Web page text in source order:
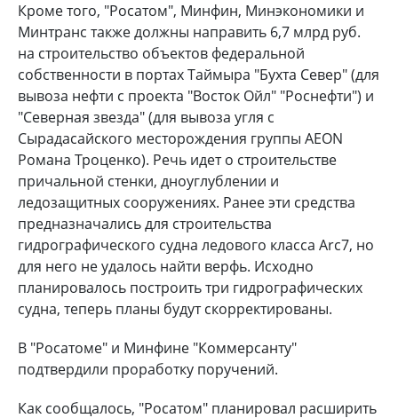
Кроме того, "Росатом", Минфин, Минэкономики и
Минтранс также должны направить 6,7 млрд руб.
на строительство объектов федеральной
собственности в портах Таймыра "Бухта Север" (для
вывоза нефти с проекта "Восток Ойл" "Роснефти") и
"Северная звезда" (для вывоза угля с
Сырадасайского месторождения группы AEON
Романа Троценко). Речь идет о строительстве
причальной стенки, дноуглублении и
ледозащитных сооружениях. Ранее эти средства
предназначались для строительства
гидрографического судна ледового класса Arc7, но
для него не удалось найти верфь. Исходно
планировалось построить три гидрографических
судна, теперь планы будут скорректированы.
В "Росатоме" и Минфине "Коммерсанту"
подтвердили проработку поручений.
Как сообщалось, "Росатом" планировал расширить